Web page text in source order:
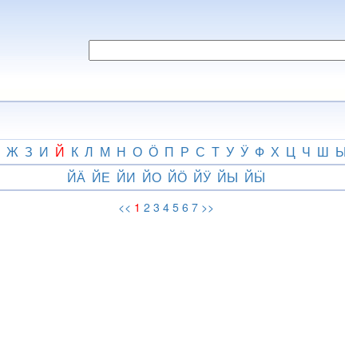
Ж З И Й К Л М Н О Ӧ П Р С Т У Ӱ Ф Х Ц Ч Ш
ЙӒ ЙЕ ЙИ ЙО ЙӦ ЙӰ ЙЫ ЙӸ
<< 1 2 3 4 5 6 7 >>